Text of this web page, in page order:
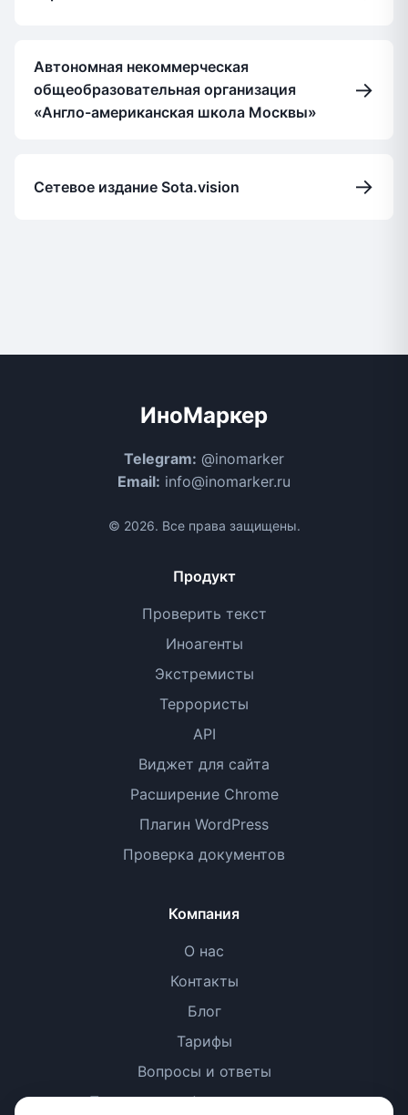
Автономная некоммерческая
общеобразовательная организация
«Англо-американская школа Москвы»
→
Сетевое издание Sota.vision →
ИноМаркер
Telegram: @inomarker
Email: info@inomarker.ru
© 2026. Все права защищены.
Продукт
Проверить текст
Иноагенты
Экстремисты
Террористы
API
Виджет для сайта
Расширение Chrome
Плагин WordPress
Проверка документов
Компания
О нас
Контакты
Блог
Тарифы
Вопросы и ответы
Политика конфиденциальности